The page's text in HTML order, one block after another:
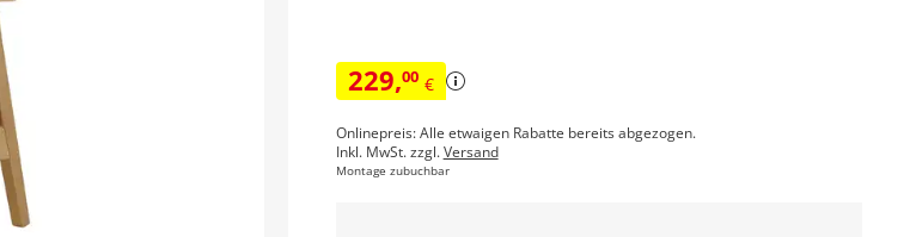
229,00 €
Onlinepreis: Alle etwaigen Rabatte bereits abgezogen.
Inkl. MwSt. zzgl.Versand
Montage zubuchbar